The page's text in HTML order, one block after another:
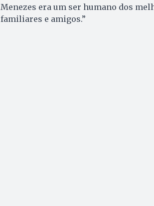
Menezes era um ser humano dos
familiares e amigos.”